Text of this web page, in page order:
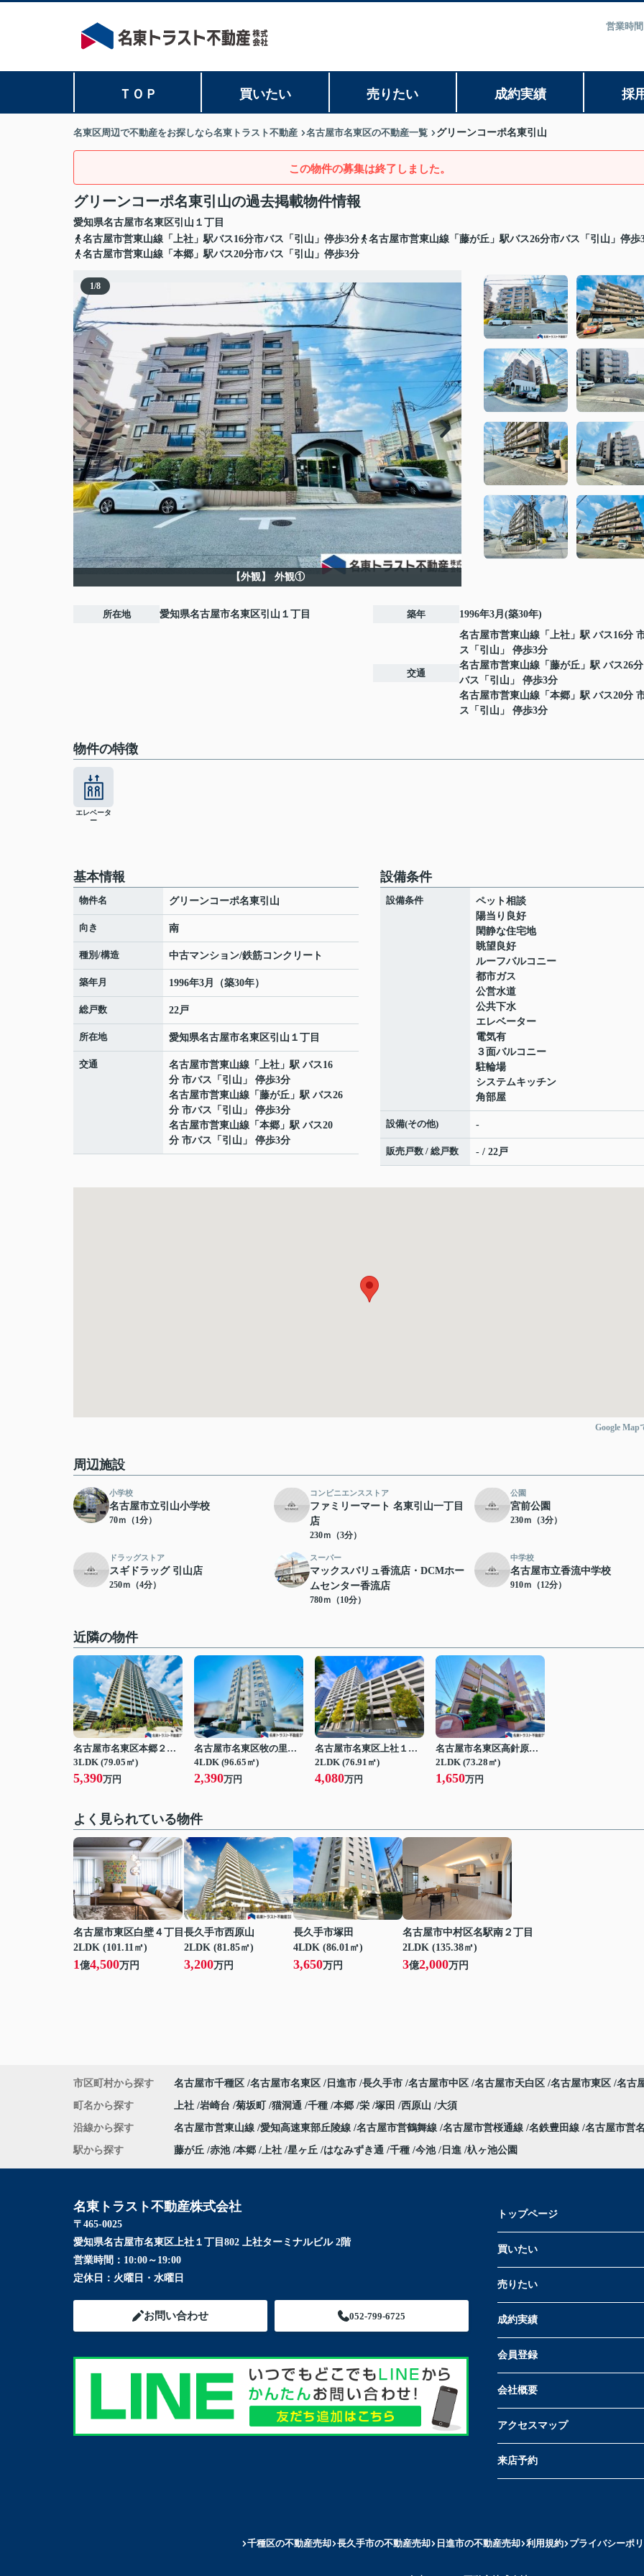
営業時
ＴＯＰ 買いたい 売りたい 成約実績 採
名東区周辺で不動産をお探しなら名東トラスト不動産 名古屋市名東区の不動産一覧 グリーンコーポ名東引山
この物件の募集は終了しました。
グリーンコーポ名東引山の過去掲載物件情報
愛知県名古屋市名東区引山 １丁目
名古屋市営東山線「上社」駅バス16分市バス「引山」停歩3分
名古屋市営東山線「藤が丘」駅バス26分市バス「引山」停歩
名古屋市営東山線「本郷」駅バス20分市バス「引山」停歩3分
1/8
【外観】 外観①
所在地 愛知県名古屋市名東区引山 １丁目 築年 1996年3月(築30年)
交通
名古屋市営東山線 「 上社 」駅 バス16分
ス「引山」 停歩3分
名古屋市営東山線 「 藤が丘 」駅 バス26
バス「引山」 停歩3分
名古屋市営東山線 「 本郷 」駅 バス20分
ス「引山」 停歩3分
物件の特徴
エレベータ
ー
基本情報
物件名 グリーンコーポ名東引山
向き 南
種別/構造 中古マンション/鉄筋コンクリート
築年月 1996年3月（築30年）
総戸数 22戸
所在地 愛知県名古屋市名東区引山 １丁目
交通 名古屋市営東山線 「 上社 」駅 バス16
分 市バス「引山」 停歩3分
名古屋市営東山線 「 藤が丘 」駅 バス26
分 市バス「引山」 停歩3分
名古屋市営東山線 「 本郷 」駅 バス20
分 市バス「引山」 停歩3分
設備条件
設備条件
ペット相談
陽当り良好
閑静な住宅地
眺望良好
ルーフバルコニー
都市ガス
公営水道
公共下水
エレベーター
電気有
３面バルコニー
駐輪場
システムキッチン
角部屋
設備(その他) -
販売戸数 / 総戸数 - / 22戸
Google Map
周辺施設
小学校
名古屋市立引山小学校
70ｍ（1分）
コンビニエンスストア
ファミリーマート 名東引山一丁目
店
230ｍ（3分）
公園
宮前公園
230ｍ（3分）
ドラッグストア
スギドラッグ 引山店
250ｍ（4分）
スーパー
マックスバリュ香流店・DCMホー
ムセンター香流店
780ｍ（10分）
中学校
名古屋市立香流中学校
910ｍ（12分）
近隣の物件
名古屋市名東区本郷２丁目
3LDK (79.05㎡)
5,390万円
名古屋市名東区牧の里１丁目
4LDK (96.65㎡)
2,390万円
名古屋市名東区上社１丁目
2LDK (76.91㎡)
4,080万円
名古屋市名東区高針原２丁目
2LDK (73.28㎡)
1,650万円
よく見られている物件
名古屋市東区白壁４丁目
2LDK (101.11㎡)
1億4,500万円
長久手市西原山
2LDK (81.85㎡)
3,200万円
長久手市塚田
4LDK (86.01㎡)
3,650万円
名古屋市中村区名駅南２丁目
2LDK (135.38㎡)
3億2,000万円
市区町村から探す 名古屋市千種区 名古屋市名東区 日進市 長久手市 名古屋市中区 名古屋市天白区 名古屋市東区 名古
町名から探す 上社 岩崎台 菊坂町 猫洞通 千種 本郷 栄 塚田 西原山 大須
沿線から探す 名古屋市営東山線 愛知高速東部丘陵線 名古屋市営鶴舞線 名古屋市営桜通線 名鉄豊田線 名古屋市営
駅から探す 藤が丘 赤池 本郷 上社 星ヶ丘 はなみずき通 千種 今池 日進 杁ヶ池公園
名東トラスト不動産株式会社
〒465-0025
愛知県名古屋市名東区上社１丁目802 上社ターミナルビル 2階
営業時間： 10:00～19:00
定休日： 火曜日・水曜日
お問い合わせ 052-799-6725
トップページ
買いたい
売りたい
成約実績
会員登録
会社概要
アクセスマップ
来店予約
千種区の不動産売却 長久手市の不動産売却 日進市の不動産売却 利用規約 プライバシーポ